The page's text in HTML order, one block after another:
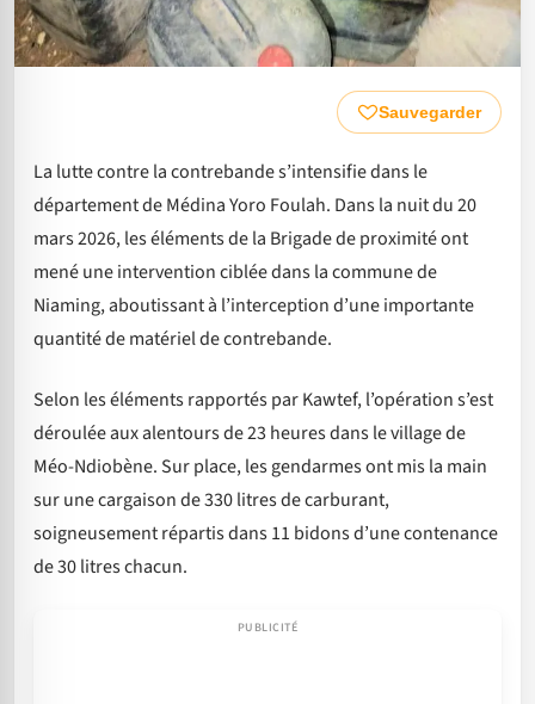
Sauvegarder
La lutte contre la contrebande s’intensifie dans le
département de Médina Yoro Foulah. Dans la nuit du 20
mars 2026, les éléments de la Brigade de proximité ont
mené une intervention ciblée dans la commune de
Niaming, aboutissant à l’interception d’une importante
quantité de matériel de contrebande.
Selon les éléments rapportés par Kawtef, l’opération s’est
déroulée aux alentours de 23 heures dans le village de
Méo-Ndiobène. Sur place, les gendarmes ont mis la main
sur une cargaison de 330 litres de carburant,
soigneusement répartis dans 11 bidons d’une contenance
de 30 litres chacun.